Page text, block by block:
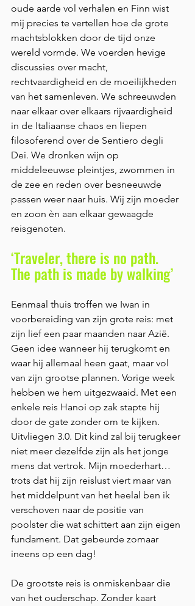
oude aarde vol verhalen en Finn wist
mij precies te vertellen hoe de grote
machtsblokken door de tijd onze
wereld vormde. We voerden hevige
discussies over macht,
rechtvaardigheid en de moeilijkheden
van het samenleven. We schreeuwden
naar elkaar over elkaars rijvaardigheid
in de Italiaanse chaos en liepen
filosoferend over de Sentiero degli
Dei. We dronken wijn op
middeleeuwse pleintjes, zwommen in
de zee en reden over besneeuwde
passen weer naar huis. Wij zijn moeder
en zoon èn aan elkaar gewaagde
reisgenoten.
‘Traveler, there is no path.
The path is made by walking’
Eenmaal thuis troffen we Iwan in
voorbereiding van zijn grote reis: met
zijn lief een paar maanden naar Azië.
Geen idee wanneer hij terugkomt en
waar hij allemaal heen gaat, maar vol
van zijn grootse plannen. Vorige week
hebben we hem uitgezwaaid. Met een
enkele reis Hanoi op zak stapte hij
door de gate zonder om te kijken.
Uitvliegen 3.0. Dit kind zal bij terugkeer
niet meer dezelfde zijn als het jonge
mens dat vertrok. Mijn moederhart…
trots dat hij zijn reislust viert maar van
het middelpunt van het heelal ben ik
verschoven naar de positie van
poolster die wat schittert aan zijn eigen
fundament. Dat gebeurde zomaar
ineens op een dag!
De grootste reis is onmiskenbaar die
van het ouderschap. Zonder kaart